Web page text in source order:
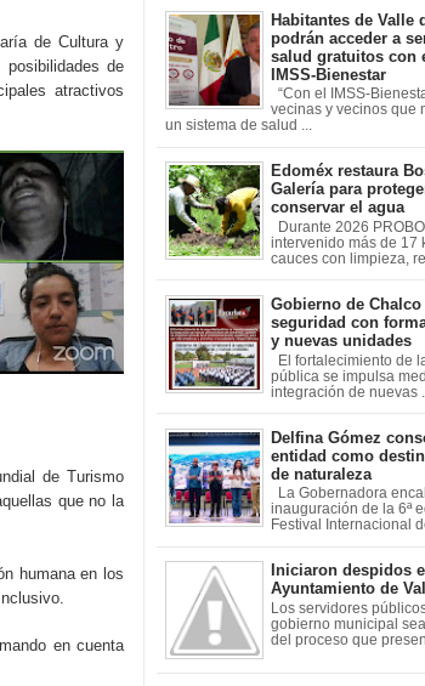
de Cultura y
de
atractivos
de Turismo
que no la
humana en los
en cuenta
Habitantes de Valle
podrán acceder a
salud gratuitos con
IMSS-Bienestar
“Con el IMSS-
vecinas y vecinos que
un sistema de salud ...
Edoméx restaura
Galería para
conservar el agua
Durante 2026
intervenido más de 17
cauces con limpieza,
Gobierno de
seguridad con
y nuevas unidades
El fortalecimiento de
pública se impulsa
integración de nuevas ...
Delfina Gómez
entidad como
de naturaleza
La Gobernadora
inauguración de la 6ª
Festival Internacional
Iniciaron despidos
Ayuntamiento de
Los servidores
gobierno municipal
del proceso que